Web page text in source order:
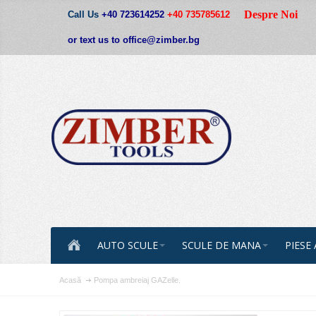
Call Us +40 723614252 +40 735785612
or text us to office@zimber.bg
Despre Noi
AUTO SCULE SCULE DE MANA
Acasă Pompa ambreiaj GAZelle.